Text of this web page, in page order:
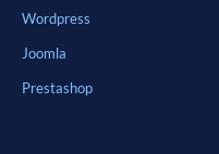
Wordpress
Joomla
Prestashop